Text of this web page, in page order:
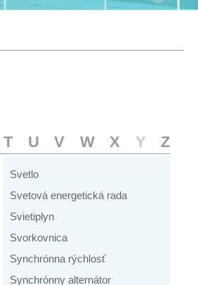
T U V W X Y Z
Svetlo
Svetová energetická rada
Svietiplyn
Svorkovnica
Synchrónna rýchlosť
Synchrónny alternátor